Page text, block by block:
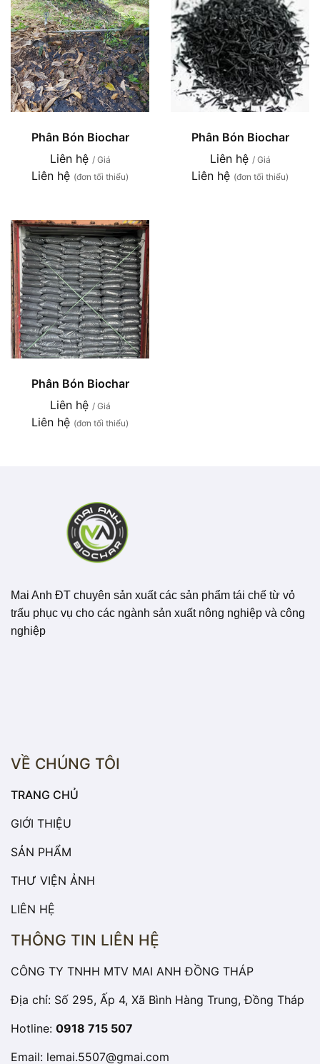
Phân Bón Biochar
Liên hệ / Giá
Liên hệ (đơn tối thiểu)
Phân Bón Biochar
Liên hệ / Giá
Liên hệ (đơn tối thiểu)
Phân Bón Biochar
Liên hệ / Giá
Liên hệ (đơn tối thiểu)
Mai Anh ĐT chuyên sản xuất các sản phẩm tái chế từ vỏ
trấu phục vụ cho các ngành sản xuất nông nghiệp và công
nghiệp
VỀ CHÚNG TÔI
TRANG CHỦ
GIỚI THIỆU
SẢN PHẨM
THƯ VIỆN ẢNH
LIÊN HỆ
THÔNG TIN LIÊN HỆ
CÔNG TY TNHH MTV MAI ANH ĐỒNG THÁP
Địa chỉ: Số 295, Ấp 4, Xã Bình Hàng Trung, Đồng Tháp
Hotline: 0918 715 507
Email: lemai.5507@gmai.com